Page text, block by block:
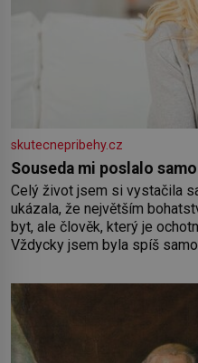
skutecnepribehy.cz
Souseda mi poslalo
Celý život jsem si vystačila
ukázala, že největším
byt, ale člověk, který je
Vždycky jsem byla spíš
práce a hlavně klid. Hned po